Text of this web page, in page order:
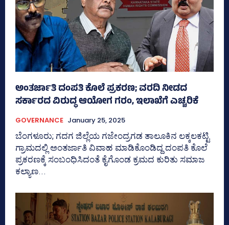
ಅಂತರ್ಜಾತಿ ದಂಪತಿ ಕೊಲೆ ಪ್ರಕರಣ; ವರದಿ ನೀಡದ
ಸರ್ಕಾರದ ವಿರುದ್ಧ ಆಯೋಗ ಗರಂ, ಇಲಾಖೆಗೆ ಎಚ್ಚರಿಕೆ
GOVERNANCE January 25, 2025
ಬೆಂಗಳೂರು; ಗದಗ ಜಿಲ್ಲೆಯ ಗಜೇಂದ್ರಗಡ ತಾಲೂಕಿನ ಲಕ್ಕಲಕಟ್ಟಿ
ಗ್ರಾಮದಲ್ಲಿ ಅಂತರ್ಜಾತಿ ವಿವಾಹ ಮಾಡಿಕೊಂಡಿದ್ದ ದಂಪತಿ ಕೊಲೆ
ಪ್ರಕರಣಕ್ಕೆ ಸಂಬಂಧಿಸಿದಂತೆ ಕೈಗೊಂಡ ಕ್ರಮದ ಕುರಿತು ಸಮಾಜ
ಕಲ್ಯಾಣ...